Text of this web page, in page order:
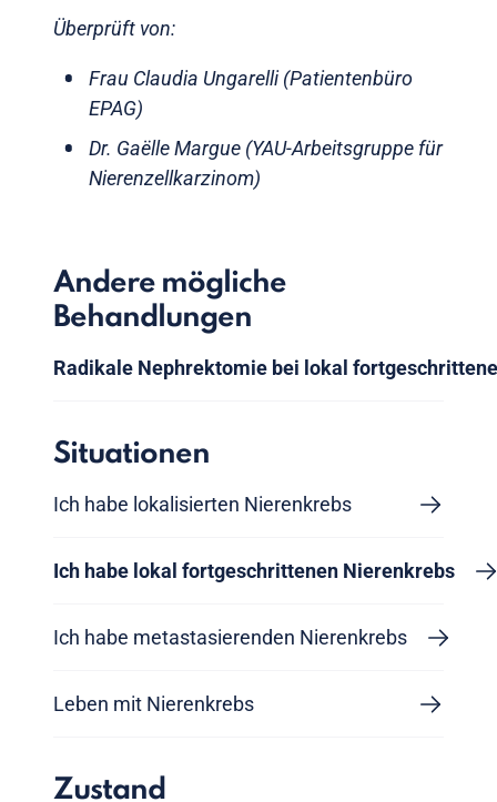
Überprüft von:
Frau Claudia Ungarelli (Patientenbüro
EPAG)
Dr. Gaëlle Margue (YAU-Arbeitsgruppe für
Nierenzellkarzinom)
Andere mögliche
Behandlungen
Radikale Nephrektomie bei lokal
Situationen
Ich habe lokalisierten Nierenkrebs
Ich habe lokal fortgeschrittenen Nierenkrebs
Ich habe metastasierenden Nierenkrebs
Leben mit Nierenkrebs
Zustand